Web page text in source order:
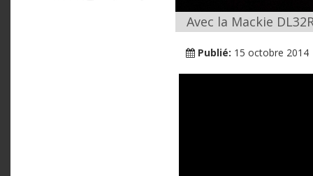
Avec la Mackie
Publié: 15 octobre 2014